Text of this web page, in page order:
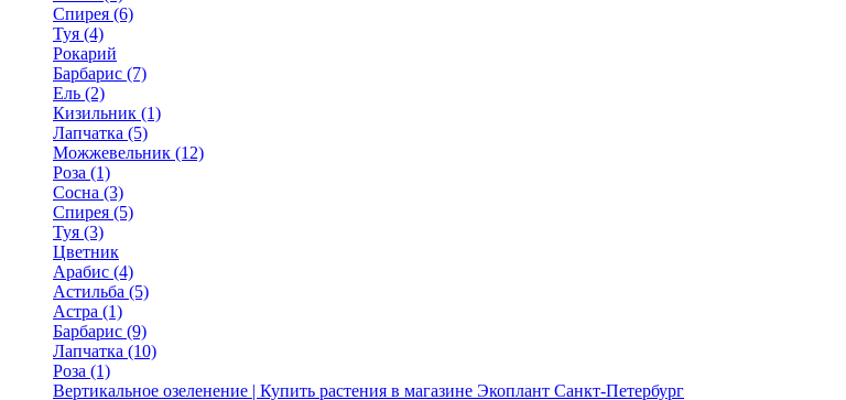
Спирея (6)
Туя (4)
Рокарий
Барбарис (7)
Ель (2)
Кизильник (1)
Лапчатка (5)
Можжевельник (12)
Роза (1)
Сосна (3)
Спирея (5)
Туя (3)
Цветник
Арабис (4)
Астильба (5)
Астра (1)
Барбарис (9)
Лапчатка (10)
Роза (1)
Вертикальное озеленение | Купить растения в магазине Экоплант Санкт-Петербург